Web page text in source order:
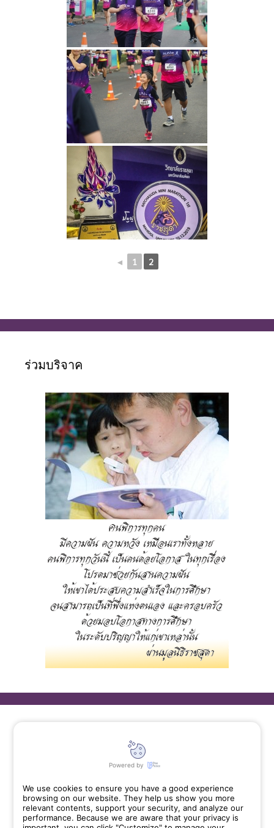
◄ 1 2
ร่วมบริจาค
ข่าวกิจกรรม
สื่อความรู้
Powered by
We use cookies to ensure you have a good experience
browsing on our website. They help us show you more
relevant contents, support your security, and analyze our
performance. Because we are aware that your privacy is